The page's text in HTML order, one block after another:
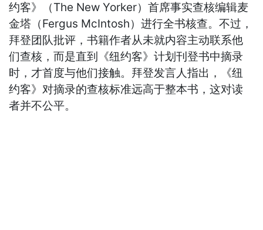
约客》（The New Yorker）首席事实查核编辑麦
金塔（Fergus McIntosh）进行全书核查。不过，
拜登团队批评，书籍作者从未就内容主动联系他
们查核，而是直到《纽约客》计划刊登书中摘录
时，才首度与他们接触。拜登发言人指出，《纽
约客》对摘录的查核标准远高于整本书，这对读
者并不公平。